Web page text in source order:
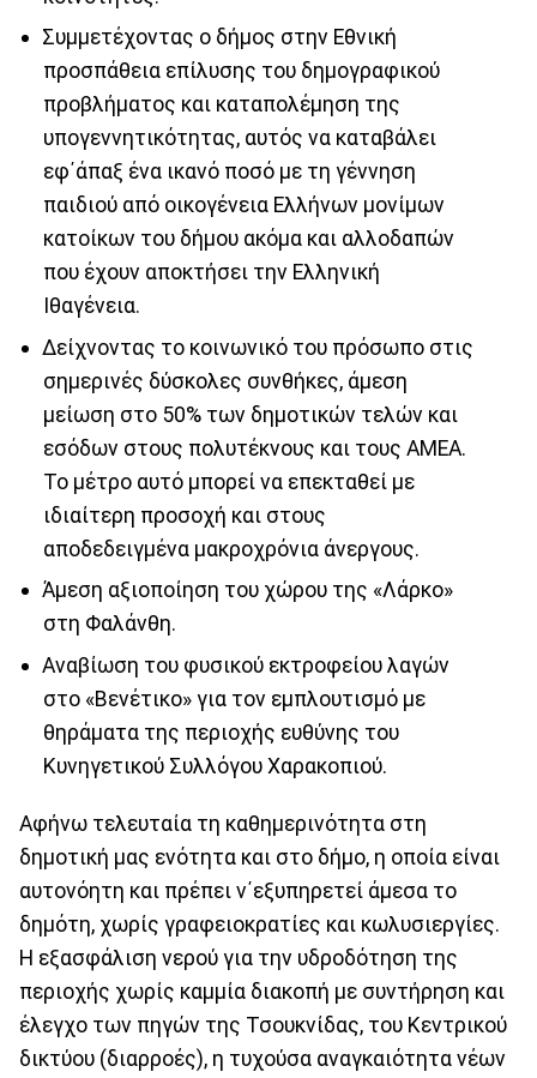
Συμμετέχοντας ο δήμος στην Εθνική
προσπάθεια επίλυσης του δημογραφικού
προβλήματος και καταπολέμηση της
υπογεννητικότητας, αυτός να καταβάλει
εφ΄άπαξ ένα ικανό ποσό με τη γέννηση
παιδιού από οικογένεια Ελλήνων μονίμων
κατοίκων του δήμου ακόμα και αλλοδαπών
που έχουν αποκτήσει την Ελληνική
Ιθαγένεια.
Δείχνοντας το κοινωνικό του πρόσωπο στις
σημερινές δύσκολες συνθήκες, άμεση
μείωση στο 50% των δημοτικών τελών και
εσόδων στους πολυτέκνους και τους ΑΜΕΑ.
Το μέτρο αυτό μπορεί να επεκταθεί με
ιδιαίτερη προσοχή και στους
αποδεδειγμένα μακροχρόνια άνεργους.
Άμεση αξιοποίηση του χώρου της «Λάρκο»
στη Φαλάνθη.
Αναβίωση του φυσικού εκτροφείου λαγών
στο «Βενέτικο» για τον εμπλουτισμό με
θηράματα της περιοχής ευθύνης του
Κυνηγετικού Συλλόγου Χαρακοπιού.
Αφήνω τελευταία τη καθημερινότητα στη
δημοτική μας ενότητα και στο δήμο, η οποία είναι
αυτονόητη και πρέπει ν΄εξυπηρετεί άμεσα το
δημότη, χωρίς γραφειοκρατίες και κωλυσιεργίες.
Η εξασφάλιση νερού για την υδροδότηση της
περιοχής χωρίς καμμία διακοπή με συντήρηση και
έλεγχο των πηγών της Τσουκνίδας, του Κεντρικού
δικτύου (διαρροές), η τυχούσα αναγκαιότητα νέων